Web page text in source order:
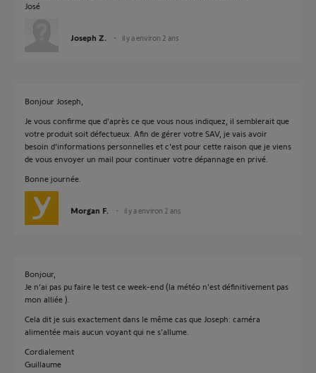
José
Joseph Z. il y a environ 2 ans
Bonjour Joseph,
Je vous confirme que d'après ce que vous nous indiquez, il semblerait que
votre produit soit défectueux. Afin de gérer votre SAV, je vais avoir
besoin d'informations personnelles et c'est pour cette raison que je viens
de vous envoyer un mail pour continuer votre dépannage en privé.
Bonne journée.
Morgan F. il y a environ 2 ans
Bonjour,
Je n’ai pas pu faire le test ce week-end (la météo n’est définitivement pas
mon alliée ).
Cela dit je suis exactement dans le même cas que Joseph: caméra
alimentée mais aucun voyant qui ne s’allume.
Cordialement
Guillaume